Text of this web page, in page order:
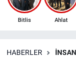
Bitlis Ahlat
HABERLER
Çevre
Süper Lig